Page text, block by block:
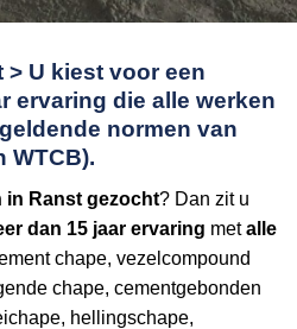
U kiest voor een
ervaring die alle werken
normen van
WTCB).
in Ranst gezocht? Dan zit u
dan 15 jaar ervaring metalle
chape, vezelcompound
chape, cementgebonden
hellingschape,